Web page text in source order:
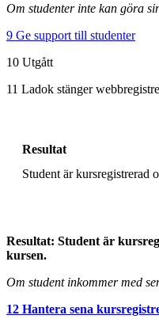
Om studenter inte kan göra
9 Ge support till studenter
10 Utgått
11 Ladok stänger
Resultat
Student är kursregistrerad
Resultat: Student är
kursen.
Om student inkommer med
12 Hantera sena